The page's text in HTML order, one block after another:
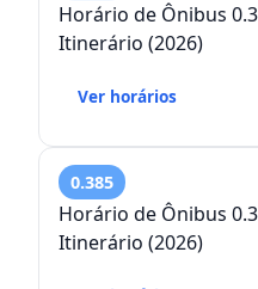
Horário de Ônibus
Itinerário (2026)
Ver horários
0.385
Horário de Ônibus
Itinerário (2026)